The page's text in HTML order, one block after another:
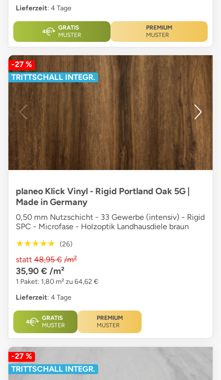
Lieferzeit: 4 Tage
GRATIS
MUSTER
PREMIUM
MUSTER
-27 %
TRITTSCHALL INTEGR.
planeo Klick Vinyl - Rigid Portland Oak 5G |
Made in Germany
0,50 mm Nutzschicht - 33 Gewerbe (intensiv) - Rigid
SPC - Microfase - Holzoptik Landhausdiele braun
★★★★★
★★★★★ (26)
statt 48,95 € /m²
35,90 € /m²
1 Paket: 1,80 m² zu 64,62 €
Lieferzeit: 4 Tage
GRATIS
MUSTER
PREMIUM
MUSTER
-27 %
TRITTSCHALL INTEGR.